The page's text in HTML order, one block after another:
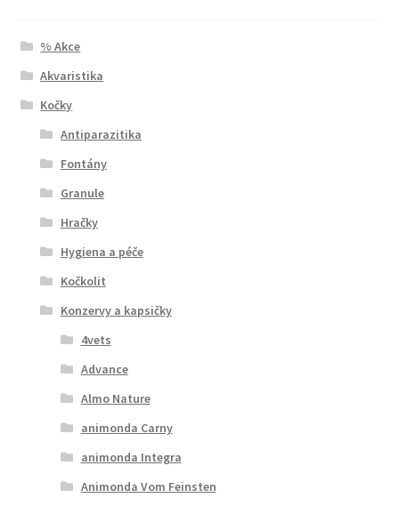
% Akce
Akvaristika
Kočky
Antiparazitika
Fontány
Granule
Hračky
Hygiena a péče
Kočkolit
Konzervy a kapsičky
4vets
Advance
Almo Nature
animonda Carny
animonda Integra
Animonda Vom Feinsten